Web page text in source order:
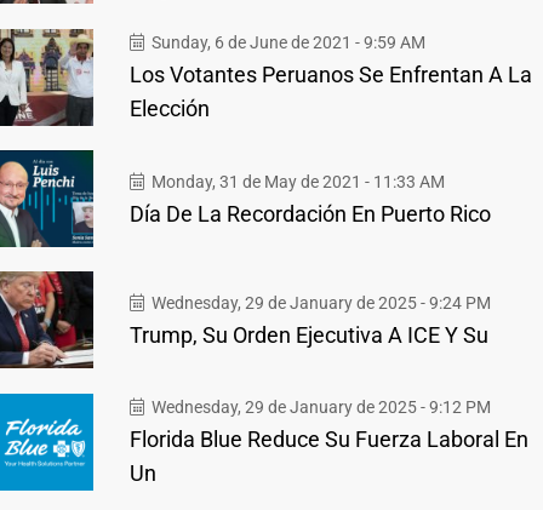
Sunday, 6 de June de 2021 - 9:59 AM
Los Votantes Peruanos Se Enfrentan A La
Elección
Monday, 31 de May de 2021 - 11:33 AM
Día De La Recordación En Puerto Rico
Wednesday, 29 de January de 2025 - 9:24 PM
Trump, Su Orden Ejecutiva A ICE Y Su
Wednesday, 29 de January de 2025 - 9:12 PM
Florida Blue Reduce Su Fuerza Laboral En
Un